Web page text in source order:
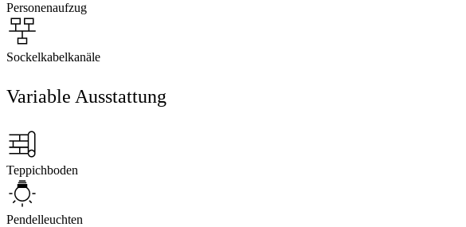
Personenaufzug
Sockelkabelkanäle
Variable Ausstattung
Teppichboden
Pendelleuchten